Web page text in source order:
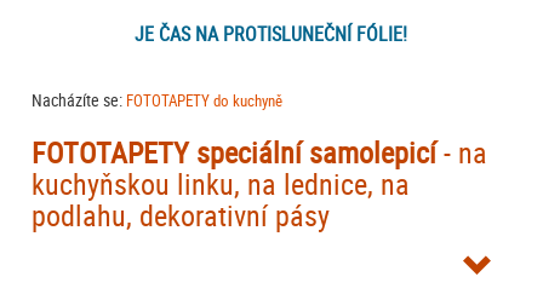
JE ČAS NA PROTISLUNEČNÍ FÓLIE!
Nacházíte se: FOTOTAPETY do kuchyně
FOTOTAPETY speciální samolepicí- na
kuchyňskou linku, na lednice, na
podlahu, dekorativní pásy
Potřebovali byste fototapetou vyzdobit i jinou plochu než zeď? Potom